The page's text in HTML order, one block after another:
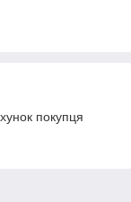
покупця